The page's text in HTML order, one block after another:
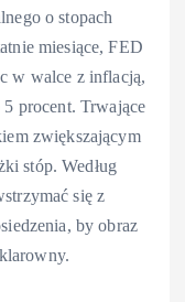
o stopach
miesiące, FED
w walce z inflacją,
procent. Trwające
zwiększającym
stóp. Według
się z
by obraz